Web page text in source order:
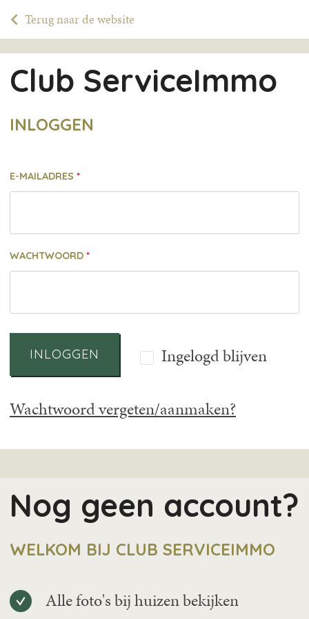
Terug naar de website
Club ServiceImmo
INLOGGEN
E-MAILADRES
WACHTWOORD
INLOGGEN Ingelogd blijven
Wachtwoord vergeten/aanmaken?
Nog geen account?
WELKOM BIJ CLUB SERVICEIMMO
Alle foto's bij huizen bekijken